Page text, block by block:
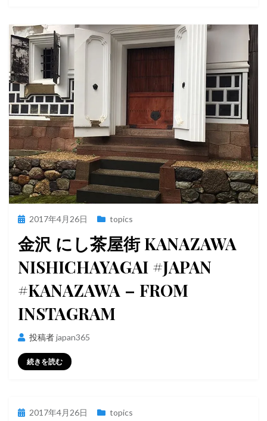
投
日:
2017年4月26日 topics
金沢 にし茶屋街 KANAZAWA
NISHICHAYAGAI #JAPAN
#KANAZAWA – FROM
INSTAGRAM
投稿者japan365
続きを読む
投 2017年4月26日 topics